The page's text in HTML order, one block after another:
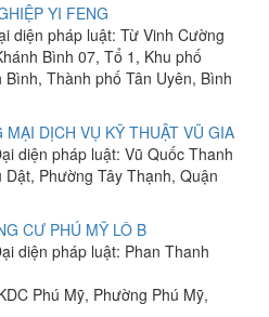
YI FENG
diện pháp luật: Từ Vinh Cường
Bình 07, Tổ 1, Khu phố
Thành phố Tân Uyên, Bình
DỊCH VỤ KỸ THUẬT VŨ GIA
diện pháp luật: Vũ Quốc Thanh
Phường Tây Thạnh, Quận
CƯ PHÚ MỸ LÔ B
diện pháp luật: Phan Thanh
Phú Mỹ, Phường Phú Mỹ,